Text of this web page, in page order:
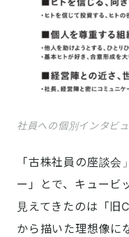
社員への個別インタビ
「古株社員の座談
ー」とで、キュービ
見えてきたのは「旧
から描いた理想像に